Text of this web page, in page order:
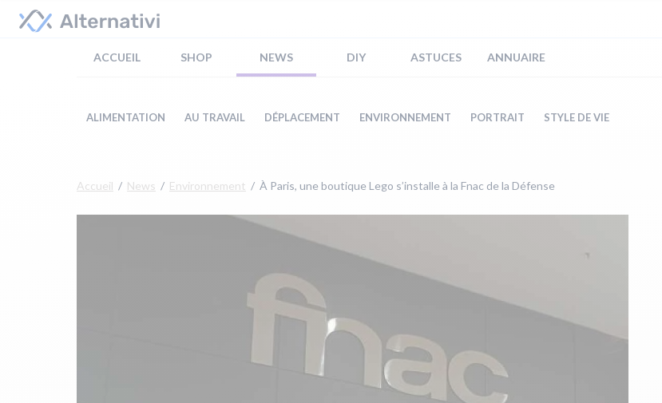
ACCUEIL SHOP NEWS DIY ASTUCES ANNUAIRE
ALIMENTATION AU TRAVAIL DÉPLACEMENT ENVIRONNEMENT PORTRAIT STYLE DE VIE
Accueil News Environnement À Paris, une boutique Lego s’installe à la Fnac de la Défense